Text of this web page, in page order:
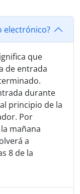
electrónico?
que
de entrada
durante
principio de la
Por
mañana
a
8 de la